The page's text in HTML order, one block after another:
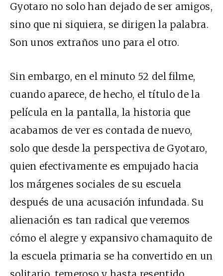
Gyotaro no solo han dejado de ser amigos,
sino que ni siquiera, se dirigen la palabra.
Son unos extraños uno para el otro.
Sin embargo, en el minuto 52 del filme,
cuando aparece, de hecho, el título de la
película en la pantalla, la historia que
acabamos de ver es contada de nuevo,
solo que desde la perspectiva de Gyotaro,
quien efectivamente es empujado hacia
los márgenes sociales de su escuela
después de una acusación infundada. Su
alienación es tan radical que veremos
cómo el alegre y expansivo chamaquito de
la escuela primaria se ha convertido en un